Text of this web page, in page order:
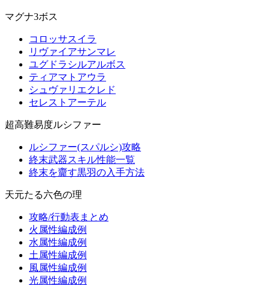
マグナ3ボス
コロッサスイラ
リヴァイアサンマレ
ユグドラシルアルボス
ティアマトアウラ
シュヴァリエクレド
セレストアーテル
超高難易度ルシファー
ルシファー(スパルシ)攻略
終末武器スキル性能一覧
終末を齎す黒羽の入手方法
天元たる六色の理
攻略/行動表まとめ
火属性編成例
水属性編成例
土属性編成例
風属性編成例
光属性編成例